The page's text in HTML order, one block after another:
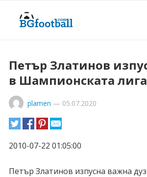
Петър Златинов
в Шампионската лига
plamen — 05.07.2020
2010-07-22 01:05:00
Петър Златинов изпусна важна